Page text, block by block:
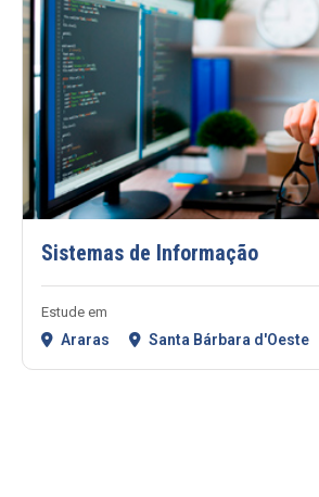
Sistemas de Informação
Estude em
Araras Santa Bárbara d'Oeste